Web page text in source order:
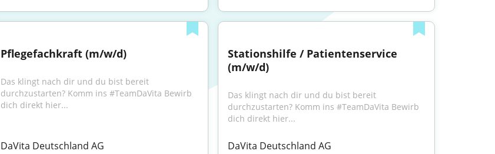
Pflegefachkraft (m/w/d)
Das klingt nach dir und du bist bereit
durchzustarten? Komm ins #TeamDaVita Bewirb
dich direkt hier...
DaVita Deutschland AG
Stationshilfe / Patientenservice
(m/w/d)
Das klingt nach dir und du bist bereit
durchzustarten? Komm ins #TeamDaVita Bewirb
dich direkt hier...
DaVita Deutschland AG